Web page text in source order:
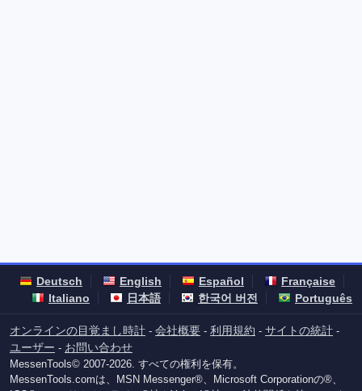
Deutsch English Español
Française
Italiano
日本語 한국어 버전 Português
オンラインの目覚まし時計 - 会社概要 - 利用規約 - サイトの統計 -
ユーザー - お問い合わせ
MessenTools© 2007-2026. すべての権利を保有。
MessenTools.comは、MSN Messenger®、Microsoft Corporationの®、